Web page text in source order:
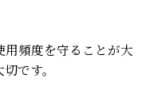
頻度を守ることが大
です。